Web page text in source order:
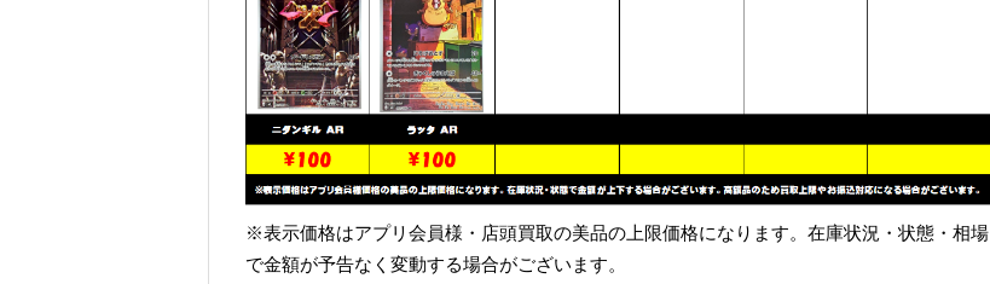
※表示価格はアプリ会員様・店頭買取の美品の上限価格になります。在庫状況・状態・相場
で金額が予告なく変動する場合がございます。